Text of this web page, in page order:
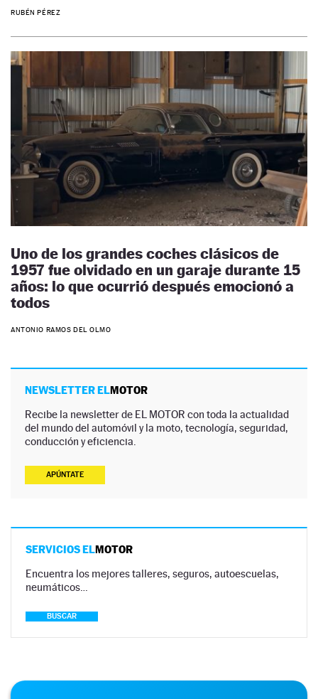
RUBÉN PÉREZ
Uno de los grandes coches clásicos de
1957 fue olvidado en un garaje durante 15
años: lo que ocurrió después emocionó a
todos
ANTONIO RAMOS DEL OLMO
NEWSLETTER ELMOTOR
Recibe la newsletter de EL MOTOR con toda la actualidad
del mundo del automóvil y la moto, tecnología, seguridad,
conducción y eficiencia.
APÚNTATE
SERVICIOS ELMOTOR
Encuentra los mejores talleres, seguros, autoescuelas,
neumáticos…
BUSCAR